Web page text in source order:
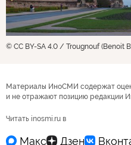
© CC BY-SA 4.0 / Trougnouf (Benoit
Материалы ИноСМИ содержат
и не отражают позицию редакции
Читать inosmi.ru в